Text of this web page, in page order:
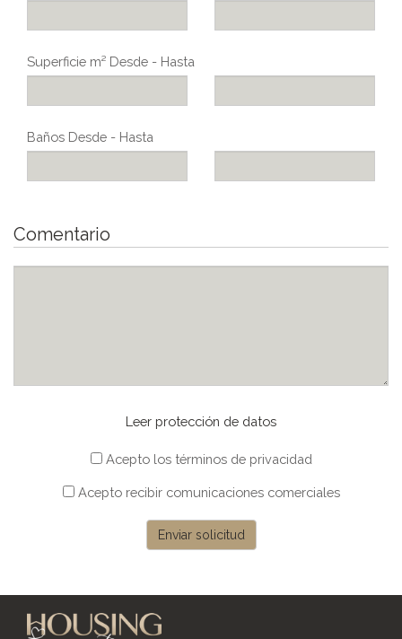
Superficie m² Desde - Hasta
Baños Desde - Hasta
Comentario
Leer protección de datos
Acepto los términos de privacidad
Acepto recibir comunicaciones comerciales
Enviar solicitud